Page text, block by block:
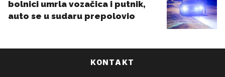
KONTAKT